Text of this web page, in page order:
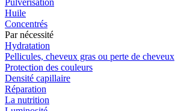
Pulvérisation
Huile
Concentrés
Par nécessité
Hydratation
Pellicules, cheveux gras ou perte de cheveux
Protection des couleurs
Densité capillaire
Réparation
La nutrition